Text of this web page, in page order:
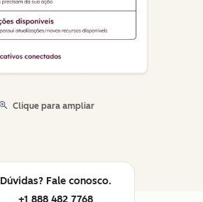
Clique para ampliar
Dúvidas? Fale conosco.
+1 888 482 7768